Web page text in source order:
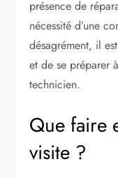
présence de
nécessité d’une
désagrément, il
et de se préparer
technicien.
Que faire
visite ?